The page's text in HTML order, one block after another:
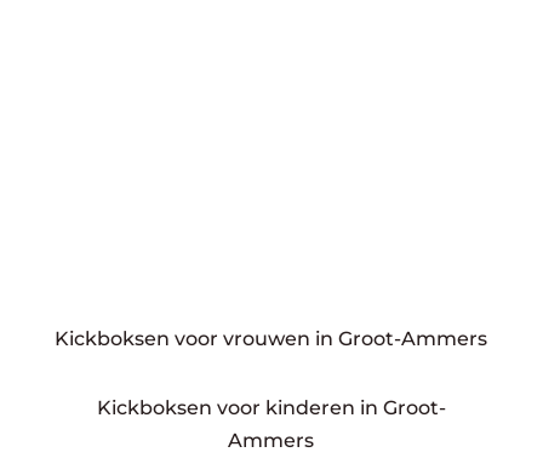
Kickboksen voor vrouwen in Groot-Ammers
Kickboksen voor kinderen in Groot-
Ammers